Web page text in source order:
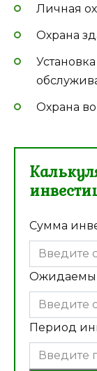
Личная
Охрана
Охрана
Сумма
Период